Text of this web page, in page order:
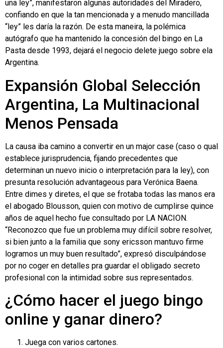
una ley”, manifestaron algunas autoridades del Miradero,
confiando en que la tan mencionada y a menudo mancillada
“ley” les daría la razón. De esta maneira, la polémica
autógrafo que ha mantenido la concesión del bingo en La
Pasta desde 1993, dejará el negocio delete juego sobre ela
Argentina.
Expansión Global Selección
Argentina, La Multinacional
Menos Pensada
La causa iba camino a convertir en un major case (caso o qual
establece jurisprudencia, fijando precedentes que
determinan un nuevo inicio o interpretación para la ley), con
presunta resolución advantageous para Verónica Baena.
Entre dimes y diretes, el que se frotaba todas las manos era
el abogado Blousson, quien con motivo de cumplirse quince
años de aquel hecho fue consultado por LA NACION.
“Reconozco que fue un problema muy difícil sobre resolver,
si bien junto a la familia que sony ericsson mantuvo firme
logramos un muy buen resultado”, expresó disculpándose
por no coger en detalles pra guardar el obligado secreto
profesional con la intimidad sobre sus representados.
¿Cómo hacer el juego bingo
online y ganar dinero?
Juega con varios cartones.